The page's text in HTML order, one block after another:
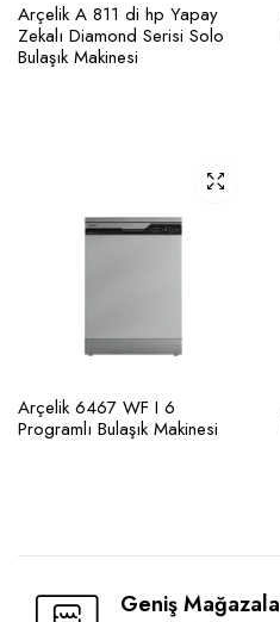
Arçelik A 811 di hp Yapay
Zekalı Diamond Serisi Solo
Bulaşık Makinesi
Arçelik 6467 WF I 6
Programlı Bulaşık Makinesi
Geniş